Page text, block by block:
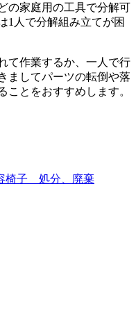
の家庭用の工具で分解可
1人で分解組み立てが困
て作業するか、一人で行
ましてパーツの転倒や落
ことをおすすめします。
椅子 処分、廃棄